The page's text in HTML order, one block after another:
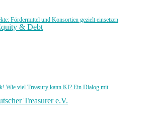
Fördermittel und Konsortien gezielt einsetzen
& Debt
Wie viel Treasury kann KI? Ein Dialog mit
Treasurer e.V.